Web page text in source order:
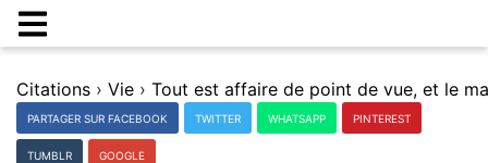
Citations › Vie ›
PARTAGER SUR FACEBOOK TWITTER WHATSAPP PINTEREST
TUMBLR GOOGLE